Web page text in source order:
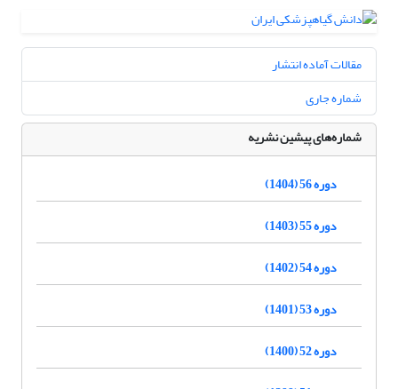
مقالات آماده انتشار
شماره جاری
شماره‌های پیشین نشریه
دوره 56 (1404)
دوره 55 (1403)
دوره 54 (1402)
دوره 53 (1401)
دوره 52 (1400)